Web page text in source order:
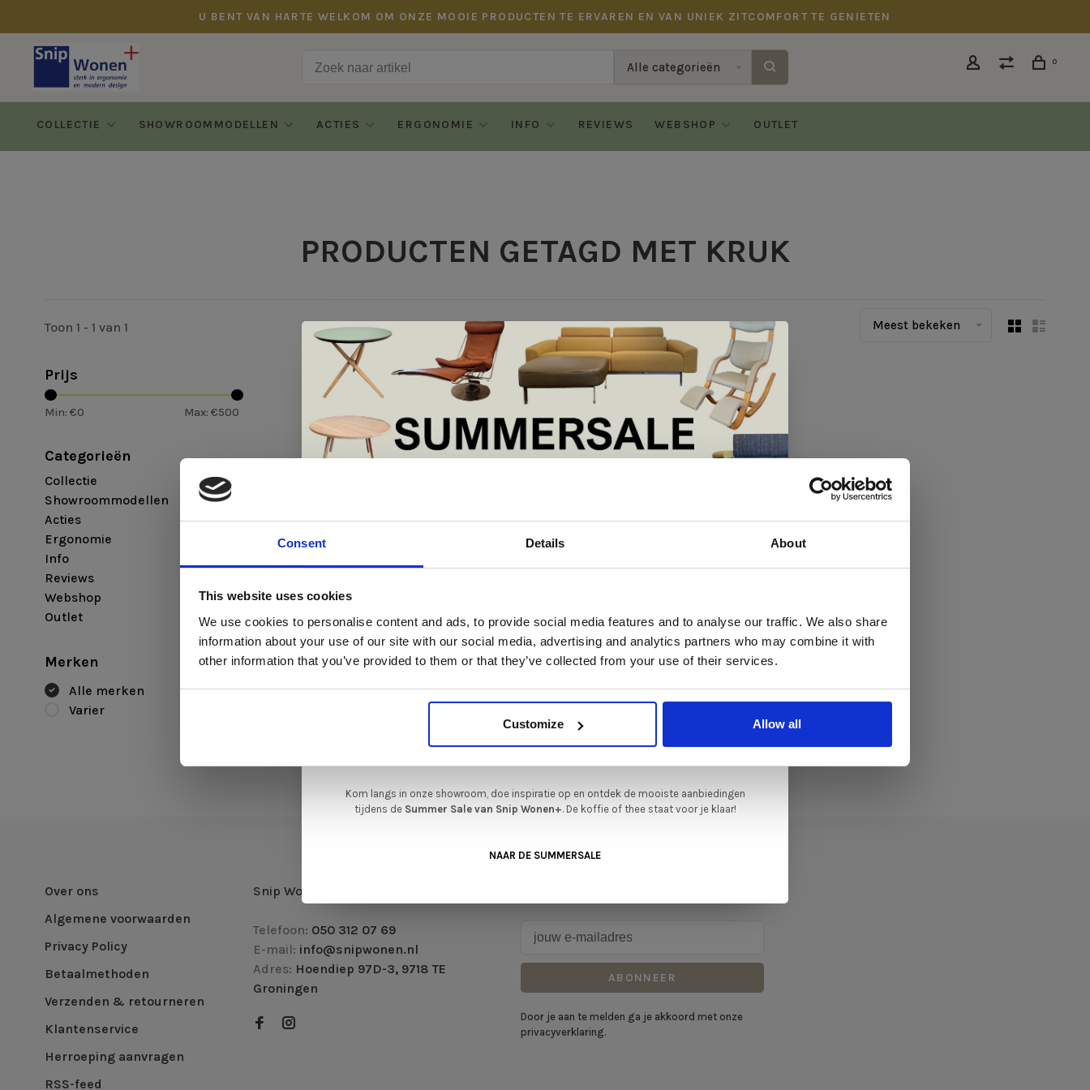
Consent Details About
This website uses cookies
We use cookies to personalise content and ads, to provide social media features and to analyse our traffic. We also share
information about your use of our site with our social media, advertising and analytics partners who may combine it with
other information that you’ve provided to them or that they’ve collected from your use of their services.
Customize Allow all
U BENT VAN HARTE WELKOM OM ONZE MOOIE PRODUCTEN TE ERVAREN EN VAN UNIEK ZITCOMFORT TE GENIETEN
Alle categorieën 0
COLLECTIE SHOWROOMMODELLEN ACTIES ERGONOMIE INFO REVIEWS WEBSHOP OUTLET
PRODUCTEN GETAGD MET KRUK
Toon 1 - 1 van 1 Meest bekeken
Prijs
Min: €0 Max: €500
Categorieën
Collectie
Showroommodellen
Acties
Ergonomie
Info
Reviews
Webshop
Outlet
Merken
Alle merken
Varier
Varier
€495,00
Over ons
Algemene voorwaarden
Privacy Policy
Betaalmethoden
Verzenden & retourneren
Klantenservice
Herroeping aanvragen
RSS-feed
Snip Wonen +
Telefoon: 050 312 07 69
E-mail: info@snipwonen.nl
Adres: Hoendiep 97D-3, 9718 TE
Groningen
ABONNEER
Door je aan te melden ga je akkoord met onze
privacyverklaring.
De Summer Sale bij Snip Wonen+ is gestart!
In onze showroom vind je een uitgebreide selectie designmeubelen van
gerenommeerde Nederlandse en Europese merken. Onder andere showroommodellen
van
Sculptures Jeux Artisanzijn nu extra voordelig
gelegenheid om jouw favoriete designmeubel geheel naar wens samen te stellen,
met de kwaliteit, het comfort en de uitstraling die je van Snip Wonen+ mag
Kom langs in onze showroom, doe inspiratie op en ontdek de mooiste aanbiedingen
tijdens de Summer Sale van Snip Wonen+. De koffie of thee staat voor je klaar!
NAAR DE SUMMERSALE